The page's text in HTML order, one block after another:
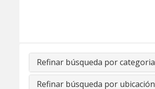
Refinar búsqueda por categoria
Refinar búsqueda por ubicación